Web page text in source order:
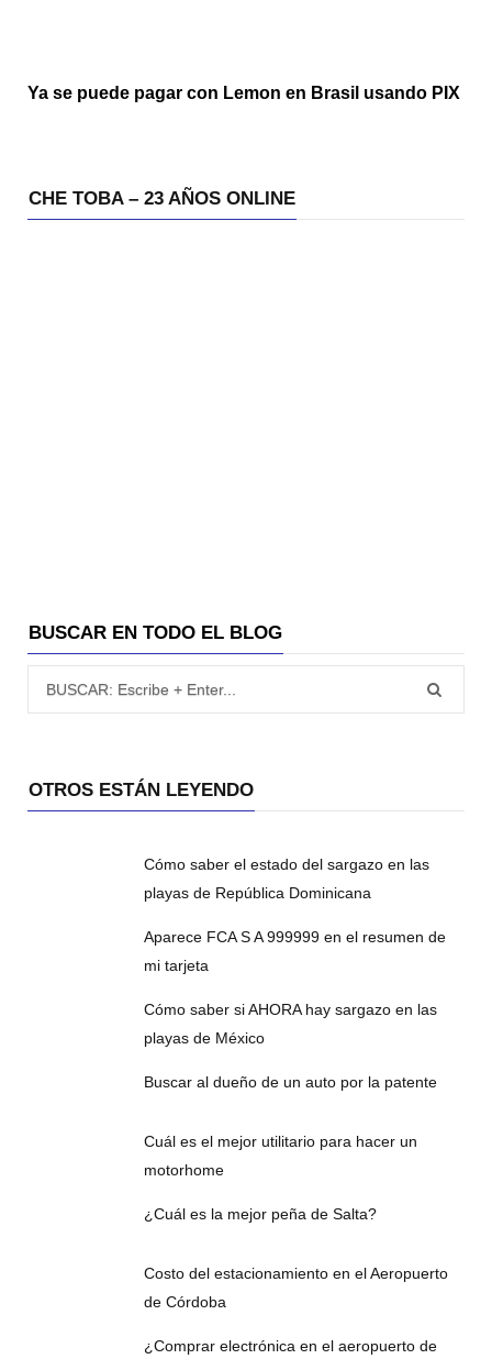
Ya se puede pagar con Lemon en Brasil usando PIX
CHE TOBA – 23 AÑOS ONLINE
BUSCAR EN TODO EL BLOG
OTROS ESTÁN LEYENDO
Cómo saber el estado del sargazo en las
playas de República Dominicana
Aparece FCA S A 999999 en el resumen de
mi tarjeta
Cómo saber si AHORA hay sargazo en las
playas de México
Buscar al dueño de un auto por la patente
Cuál es el mejor utilitario para hacer un
motorhome
¿Cuál es la mejor peña de Salta?
Costo del estacionamiento en el Aeropuerto
de Córdoba
¿Comprar electrónica en el aeropuerto de